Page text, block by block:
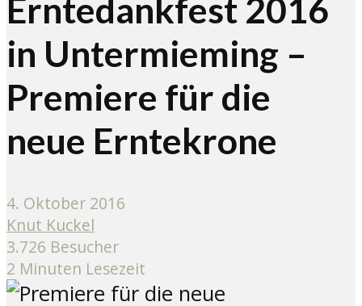
Erntedankfest 2016
in Untermieming –
Premiere für die
neue Erntekrone
4. Oktober 2016
Knut Kuckel
3.726 Besucher
2 Minuten Lesezeit